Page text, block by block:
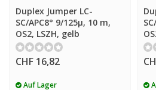
Duplex Jumper LC-
SC/APC8° 9/125µ, 10 m,
OS2, LSZH, gelb
CHF 16,82
Auf Lager